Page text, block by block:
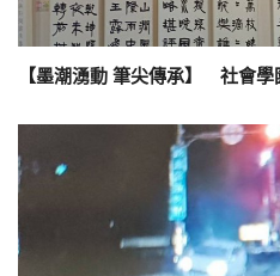
【墨潮湧動 筆尖傳承】 社會學